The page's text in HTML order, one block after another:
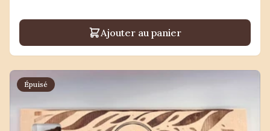
Ajouter au panier
Épuisé